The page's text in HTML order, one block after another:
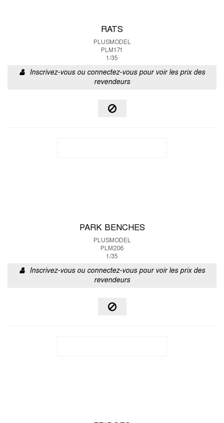
RATS
PLUSMODEL
PLM171
1/35
Inscrivez-vous ou connectez-vous pour voir les prix des
revendeurs
PARK BENCHES
PLUSMODEL
PLM206
1/35
Inscrivez-vous ou connectez-vous pour voir les prix des
revendeurs